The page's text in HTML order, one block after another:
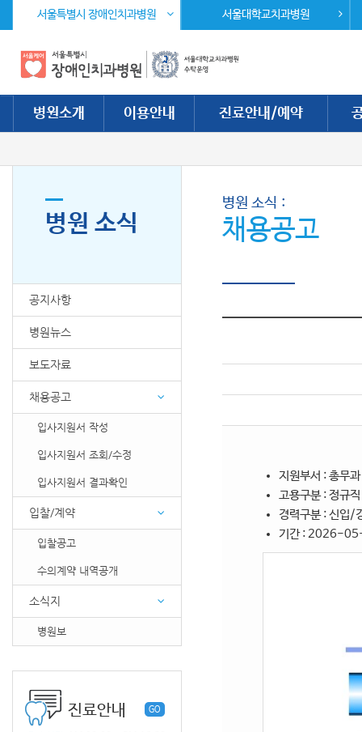
주 메뉴 바로가기
본문 바로가기
서울특별시 장애인치과병원 서울대학교치과병원
병원소개 이용안내 진료안내/예약
병원 소식
공지사항
병원뉴스
보도자료
채용공고
입사지원서 작성
입사지원서 조회/수정
입사지원서 결과확인
입찰/계약
입찰공고
수의계약 내역공개
소식지
병원보
진료안내 GO
병원 소식
채용공고
지원부서 : 총무과
고용구분 : 정규직
경력구분 : 신입/
기간 : 2026-